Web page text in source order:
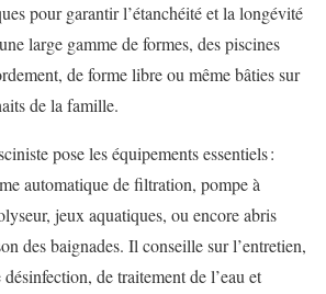
pour garantir l’étanchéité et la longévité
large gamme de formes, des piscines
de forme libre ou même bâties sur
de la famille.
pose les équipements essentiels :
automatique de filtration, pompe à
jeux aquatiques, ou encore abris
des baignades. Il conseille sur l’entretien,
de traitement de l’eau et